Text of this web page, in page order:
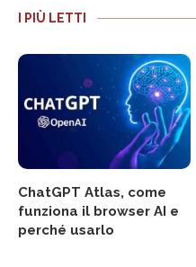
I PIÙ LETTI
ChatGPT Atlas, come
funziona il browser AI e
perché usarlo